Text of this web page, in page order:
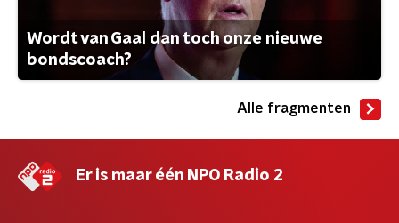
Wordt van Gaal dan toch onze nieuwe
bondscoach?
Alle fragmenten
Er is maar één NPO Radio 2